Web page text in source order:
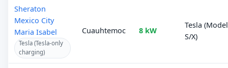
Sheraton
Mexico City
Maria Isabel
Tesla (Tesla-only
charging)
Cuauhtemoc 8 kW
Tesla (Model
S/X)